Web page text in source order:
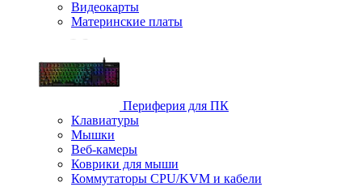
Видеокарты
Материнские платы
Периферия для ПК
Клавиатуры
Мышки
Веб-камеры
Коврики для мыши
Коммутаторы CPU/KVM и кабели